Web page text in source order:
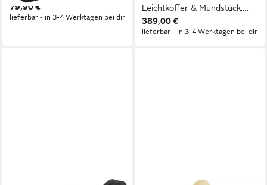
79,90 €
lieferbar - in 3-4 Werktagen bei dir
Leichtkoffer & Mundstück,
Korpus und Schallstück:
Messing, Züge: Neusilber,
389,00 €
lieferbar - in 3-4 Werktagen bei dir